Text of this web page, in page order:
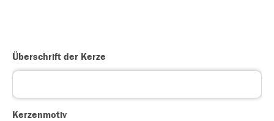
Überschrift der Kerze
Kerzenmotiv